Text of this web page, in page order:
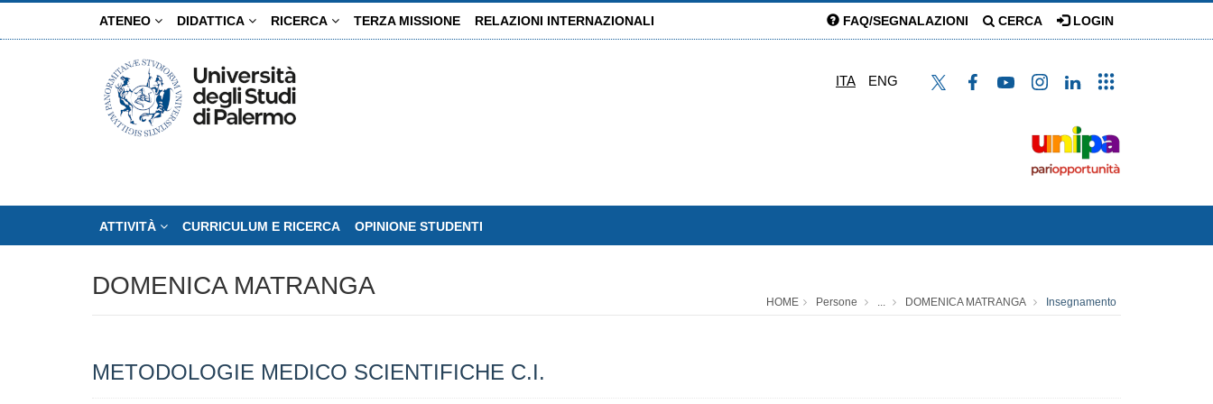
ATENEO DIDATTICA RICERCA TERZA MISSIONE RELAZIONI INTERNAZIONALI FAQ/SEGNALAZIONI CERCA LOGIN
ITA ENG
ATTIVITÀ CURRICULUM E RICERCA OPINIONE STUDENTI
DOMENICA MATRANGA
HOME Persone ... DOMENICA MATRANGA Insegnamento
METODOLOGIE MEDICO SCIENTIFICHE C.I.